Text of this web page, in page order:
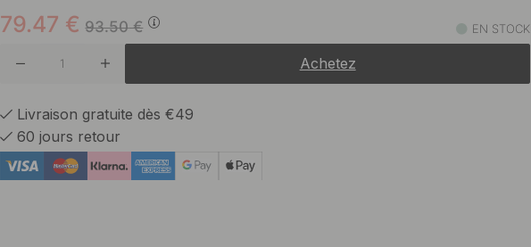
Blanc
93.50€
79.47 € EN STOCK
Achetez
Livraison gratuite dès €49
60 jours retour